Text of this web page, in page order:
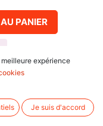
PANIER
RE211156, RE211157
expérience
Je suis d'accord